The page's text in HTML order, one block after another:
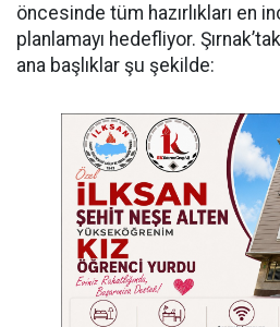
öncesinde tüm hazırlıkları en
planlamayı hedefliyor.
ana başlıklar şu şekilde: